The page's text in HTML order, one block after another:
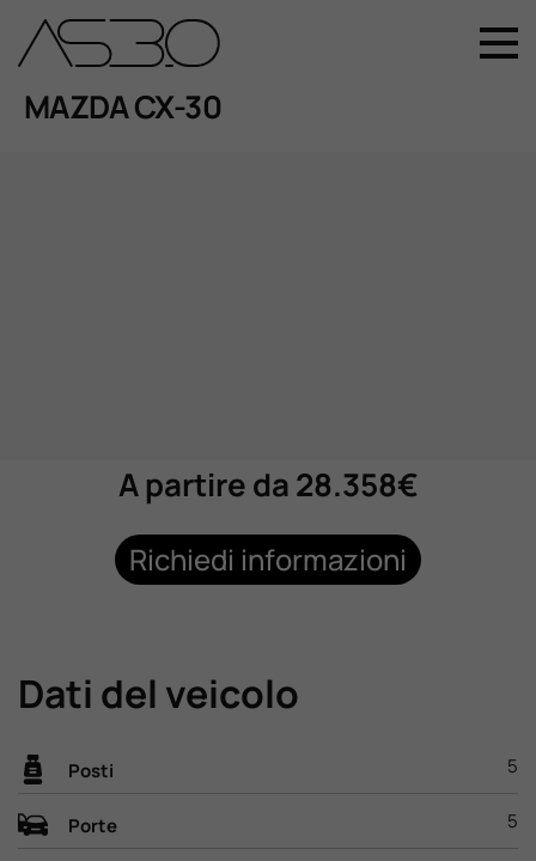
+39 049 899 4411
Home
Novità Sui Nostri Veicoli
Lavora Con Noi
MAZDA CX-30
A partire da 28.358€
Richiedi informazioni
Dati del veicolo
Posti 5
Porte 5